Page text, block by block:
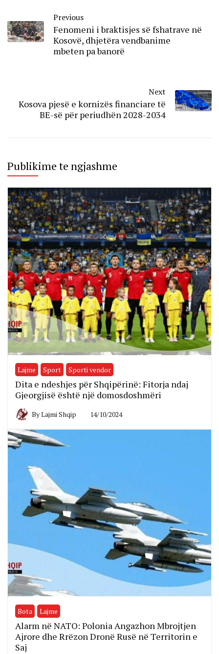
Previous
Fenomeni i braktisjes së fshatrave në
Kosovë, dhjetëra vendbanime
mbeten pa banorë
Next
Kosova pjesë e kornizës financiare të
BE-së për periudhën 2028-2034
Publikime te ngjashme
Lajme Sport Sporti vendor
Dita e ndeshjes për Shqipërinë: Fitorja ndaj
Gjeorgjisë është një domosdoshmëri
ByLajmi Shqip 14/10/2024
Bota Lajme
Alarm në NATO: Polonia Angazhon Mbrojtjen
Ajrore dhe Rrëzon Dronë Rusë në Territorin e
Saj